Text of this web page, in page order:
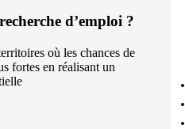
d’emploi ?
où les chances de
fortes en réalisant un